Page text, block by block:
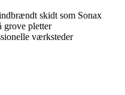
skidt som Sonax
pletter
værksteder